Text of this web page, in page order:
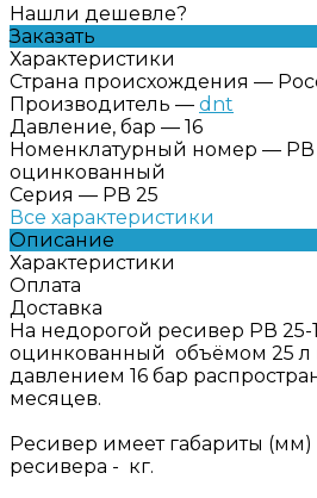
Нашли дешевле?
Заказать
Характеристики
Страна происхождения —
Производитель — dnt
Давление, бар — 16
Номенклатурный номер — РВ
оцинкованный
Серия — РВ 25
Все характеристики
Описание
Характеристики
Оплата
Доставка
На недорогой ресивер РВ 25-
оцинкованный объёмом 25 л
давлением 16 бар
месяцев.
Ресивер имеет габариты (мм)
ресивера - кг.